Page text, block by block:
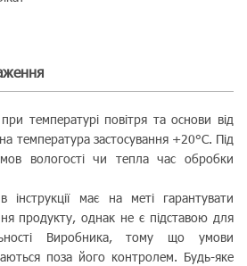
температурі повітря та основи від
температура застосування +20°C. Під
вологості чи тепла час обробки
інструкції має на меті гарантувати
продукту, однак не є підставою для
Виробника, тому що умови
поза його контролем. Будь-яке